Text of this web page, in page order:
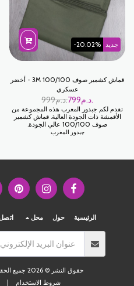
جديد -20.02%
قماش كشمير صوف 100/100 3M - أخضر
عسكري
999 د.م.799 د.م.
تقدم لكم جبدور المغرب هذه المجموعة من
الأقمشة ذات الجودة العالية. قماش كشمير
صوف 100/100 عالي الجودة.
جبدور المغرب
الرئيسية حول محل اتصل
حقوق النشر © 2026 جميع الحقوق محفوظة -
شروط الاستخدام |